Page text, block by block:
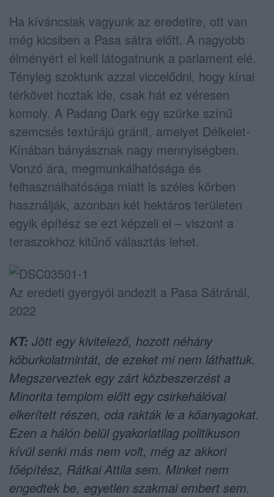
Ha kíváncsiak vagyunk az eredetire, ott van
még kicsiben a Pasa sátra előtt. A nagyobb
élményért el kell látogatnunk a parlament elé.
Tényleg szoktunk azzal viccelődni, hogy kínai
térkövet hoztak ide, csak hát ez véresen
komoly. A Padang Dark egy szürke színű
szemcsés textúrájú gránit, amelyet Délkelet-
Kínában bányásznak nagy mennyiségben.
Vonzó ára, megmunkálhatósága és
felhasználhatósága miatt is széles körben
használják, azonban két hektáros területen
egyik építész se ezt képzeli el – viszont a
teraszokhoz kitűnő választás lehet.
Az eredeti gyergyói andezit a Pasa Sátránál,
2022
KT: Jött egy kivitelező, hozott néhány
kőburkolatmintát, de ezeket mi nem láthattuk.
Megszerveztek egy zárt közbeszerzést a
Minorita templom előtt egy csirkehálóval
elkerített részen, oda rakták le a kőanyagokat.
Ezen a hálón belül gyakorlatilag politikuson
kívül senki más nem volt, még az akkori
főépítész, Rátkai Attila sem. Minket nem
engedtek be, egyetlen szakmai embert sem.